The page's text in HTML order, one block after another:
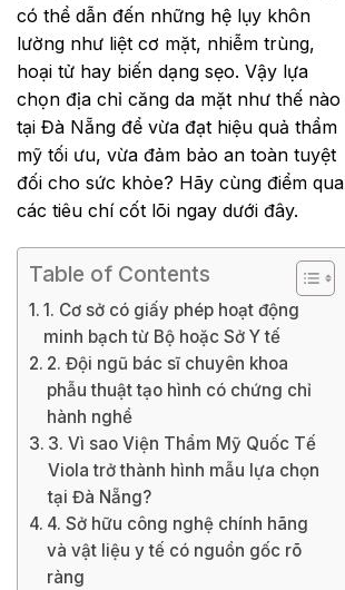
có thể dẫn đến những hệ lụy khôn
lường như liệt cơ mặt, nhiễm trùng,
hoại tử hay biến dạng sẹo. Vậy lựa
chọn địa chỉ căng da mặt như thế nào
tại Đà Nẵng để vừa đạt hiệu quả thẩm
mỹ tối ưu, vừa đảm bảo an toàn tuyệt
đối cho sức khỏe? Hãy cùng điểm qua
các tiêu chí cốt lõi ngay dưới đây.
Table of Contents
1. Cơ sở có giấy phép hoạt động
minh bạch từ Bộ hoặc Sở Y tế
2. Đội ngũ bác sĩ chuyên khoa
phẫu thuật tạo hình có chứng chỉ
hành nghề
3. Vì sao Viện Thẩm Mỹ Quốc Tế
Viola trở thành hình mẫu lựa chọn
tại Đà Nẵng?
4. Sở hữu công nghệ chính hãng
và vật liệu y tế có nguồn gốc rõ
ràng